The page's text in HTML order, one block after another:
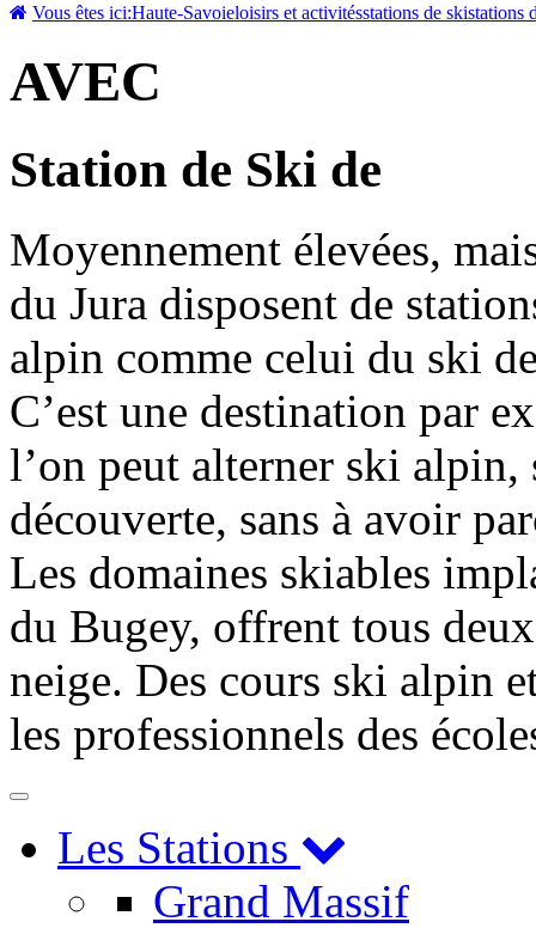
Vous êtes ici:Haute-Savoieloisirs et activitésstations de skistations
AVEC
Station de Ski de
Moyennement élevées,
du Jura disposent de
alpin comme celui du ski
C’est une destination par
l’on peut alterner ski
découverte, sans à avoir
Les domaines skiables
du Bugey, offrent tous
neige. Des cours ski alpin
les professionnels des
Toggle
Les Stations
Grand Massif